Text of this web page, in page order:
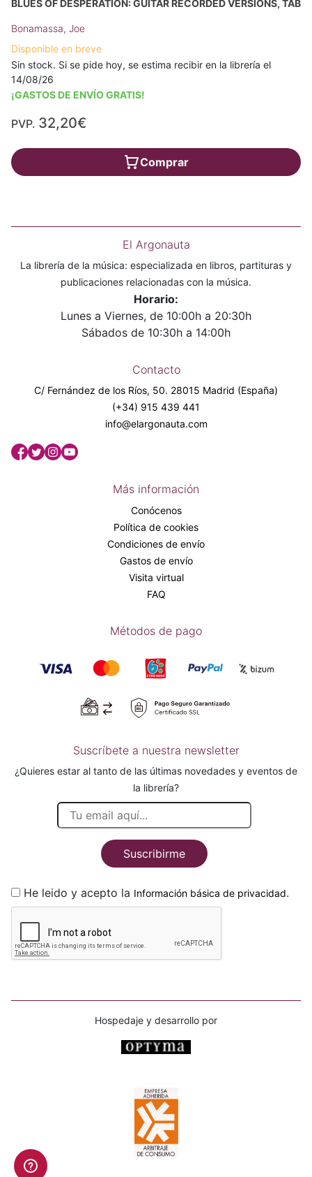
BLUES OF DESPERATION: GUITAR RECORDED VERSIONS, TAB
Bonamassa, Joe
Disponible en breve
Sin stock. Si se pide hoy, se estima recibir en la librería el
14/08/26
¡GASTOS DE ENVÍO GRATIS!
PVP. 32,20€
Comprar
El Argonauta
La librería de la música: especializada en libros, partituras y
publicaciones relacionadas con la música.
Horario:
Lunes a Viernes, de 10:00h a 20:30h
Sábados de 10:30h a 14:00h
Contacto
C/ Fernández de los Ríos, 50. 28015 Madrid (España)
(+34) 915 439 441
info@elargonauta.com
Más información
Conócenos
Política de cookies
Condiciones de envío
Gastos de envío
Visita virtual
FAQ
Métodos de pago
Suscríbete a nuestra newsletter
¿Quieres estar al tanto de las últimas novedades y eventos de
la librería?
Suscribirme
He leido y acepto la Información básica de privacidad.
Hospedaje y desarrollo por